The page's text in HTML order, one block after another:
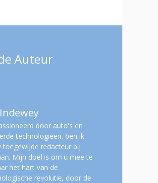
Auteur
door auto's en
technologieën, ben ik
toegewijde redacteur bij
Mijn doel is om u mee te
het hart van de
revolutie, door de